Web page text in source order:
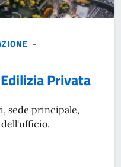
-
Privata
sede principale,